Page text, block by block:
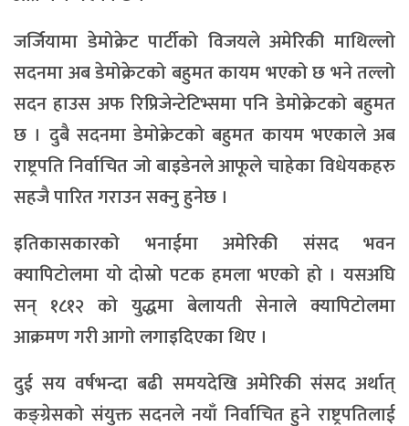
जर्जियामा डेमोक्रेट पार्टीको विजयले अमेरिकी माथिल्लो
सदनमा अब डेमोक्रेटको बहुमत कायम भएको छ भने तल्लो
सदन हाउस अफ रिप्रिजेन्टेटिभ्समा पनि डेमोक्रेटको बहुमत
छ । दुबै सदनमा डेमोक्रेटको बहुमत कायम भएकाले अब
राष्ट्रपति निर्वाचित जो बाइडेनले आफूले चाहेका विधेयकहरु
सहजै पारित गराउन सक्नु हुनेछ ।
इतिकासकारको भनाईमा अमेरिकी संसद भवन
क्यापिटोलमा यो दोस्रो पटक हमला भएको हो । यसअघि
सन् १८१२ को युद्धमा बेलायती सेनाले क्यापिटोलमा
आक्रमण गरी आगो लगाइदिएका थिए ।
दुई सय वर्षभन्दा बढी समयदेखि अमेरिकी संसद अर्थात्
कङ्ग्रेसको संयुक्त सदनले नयाँ निर्वाचित हुने राष्ट्रपतिलाई